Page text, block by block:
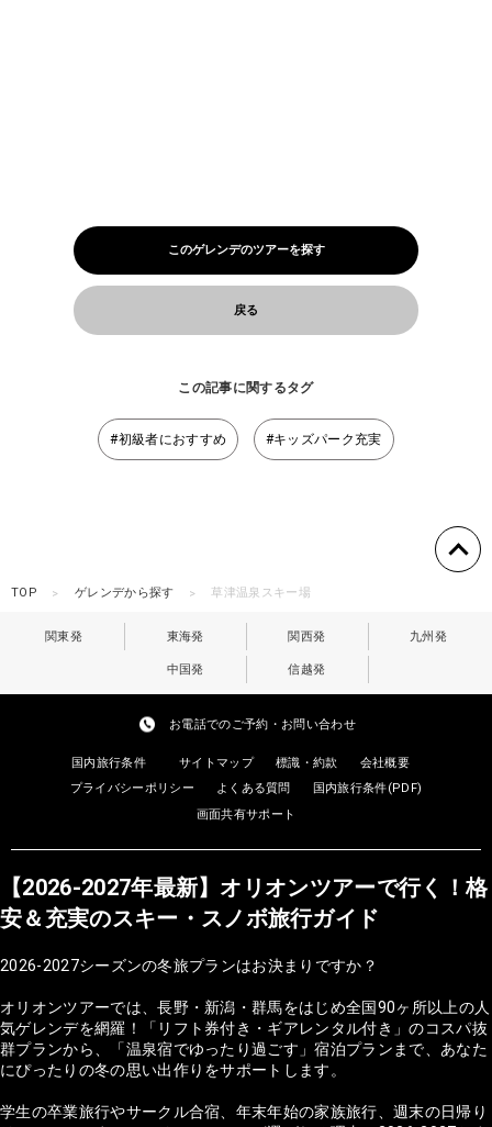
このゲレンデのツアーを探す
戻る
この記事に関するタグ
#初級者におすすめ #キッズパーク充実
TOP ゲレンデから探す 草津温泉スキー場
関東発 東海発 関西発 九州発
中国発 信越発
お電話でのご予約・お問い合わせ
国内旅行条件 サイトマップ 標識・約款
会社概要
プライバシーポリシー
よくある質問
国内旅行条件(PDF)
画面共有サポート
【2026-2027年最新】オリオンツアーで行く！格
安＆充実のスキー・スノボ旅行ガイド
2026-2027シーズンの冬旅プランはお決まりですか？
オリオンツアーでは、長野・新潟・群馬をはじめ全国90ヶ所以上の人
気ゲレンデを網羅！「リフト券付き・ギアレンタル付き」のコスパ抜
群プランから、「温泉宿でゆったり過ごす」宿泊プランまで、あなた
にぴったりの冬の思い出作りをサポートします。
学生の卒業旅行やサークル合宿、年末年始の家族旅行、週末の日帰り